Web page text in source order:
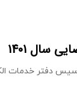
سال 1401
دفتر خدمات